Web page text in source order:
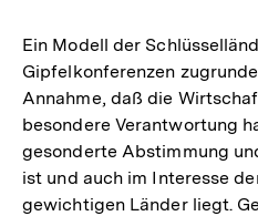
Ein Modell der
Gipfelkonferenzen
Annahme, daß die
besondere Verantwortung
gesonderte Abstimmung
ist und auch im Interesse
gewichtigen Länder liegt.